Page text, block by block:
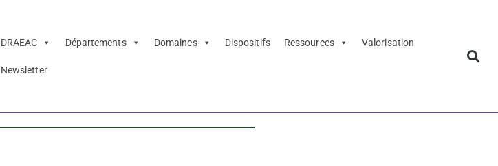
DRAEAC Départements Domaines Dispositifs Ressources Valorisation
Newsletter